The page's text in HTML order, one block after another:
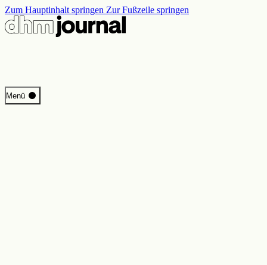
Zum Hauptinhalt springen Zur Fußzeile springen
Menü
Start
Programm